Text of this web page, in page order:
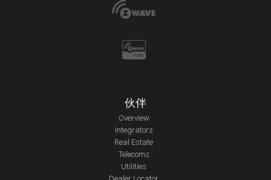
伙伴
Overview
Integrators
Real Estate
Telecoms
Utilities